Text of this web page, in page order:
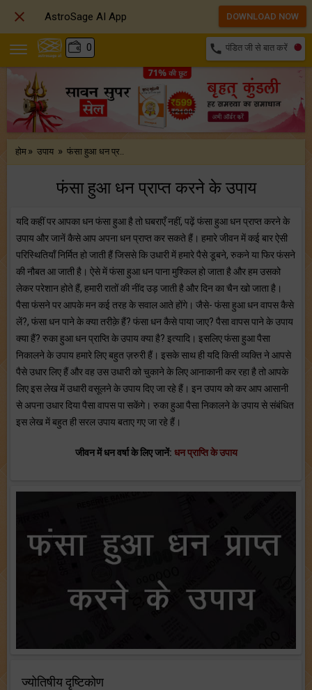
0 call पंडित जी से बात करें
होम » उपाय » फंसा हुआ धन प्र..
फंसा हुआ धन प्राप्त करने के उपाय
यदि कहीं पर आपका धन फंसा हुआ है तो घबराएँ नहीं, पढ़ें फंसा हुआ धन प्राप्त करने के
उपाय और जानें कैसे आप अपना धन प्राप्त कर सकते हैं। हमारे जीवन में कई बार ऐसी
परिस्थितियाँ निर्मित हो जाती हैं जिससे कि उधारी में हमारे पैसे डूबने, रुकने या फिर फंसने
की नौबत आ जाती है। ऐसे में फंसा हुआ धन पाना मुश्किल हो जाता है और हम उसको
लेकर परेशान होते हैं, हमारी रातों की नींद उड़ जाती है और दिन का चैन खो जाता है।
पैसा फंसने पर आपके मन कई तरह के सवाल आते होंगे। जैसे- फंसा हुआ धन वापस कैसे
लें?, फंसा धन पाने के क्या तरीक़े हैं? फंसा धन कैसे पाया जाए? पैसा वापस पाने के उपाय
क्या हैं? रुका हुआ धन प्राप्ति के उपाय क्या है? इत्यादि। इसलिए फंसा हुआ पैसा
निकालने के उपाय हमारे लिए बहुत ज़रुरी हैं। इसके साथ ही यदि किसी व्यक्ति ने आपसे
पैसे उधार लिए हैं और वह उस उधारी को चुकाने के लिए आनाकानी कर रहा है तो आपके
लिए इस लेख में उधारी वसूलने के उपाय दिए जा रहे हैं। इन उपाय को कर आप आसानी
से अपना उधार दिया पैसा वापस पा सकेंगे। रुका हुआ पैसा निकालने के उपाय से संबंधित
इस लेख में बहुत ही सरल उपाय बताए गए जा रहे हैं।
जीवन में धन वर्षा के लिए जानें: धन प्राप्ति के उपाय
ज्योतिषीय दृष्टिकोण
 AstroSage AI App DOWNLOAD NOW